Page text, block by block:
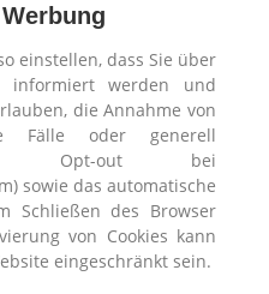
einstellen, dass Sie über
informiert werden und
die Annahme von
Fälle oder generell
Opt-out bei
sowie das automatische
Schließen des Browser
von Cookies kann
eingeschränkt sein.